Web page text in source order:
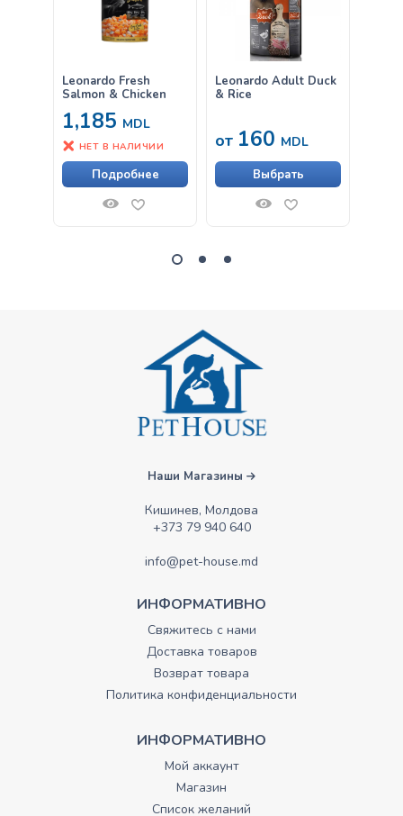
Leonardo Fresh
Salmon & Chicken
1,185 MDL
НЕТ В НАЛИЧИИ
Подробнее
Leonardo Adult Duck
& Rice
от 160 MDL
Выбрать
Наши Магазины
Кишинев, Молдова
+373 79 940 640
info@pet-house.md
ИНФОРМАТИВНО
Свяжитесь с нами
Доставка товаров
Возврат товара
Политика конфиденциальности
ИНФОРМАТИВНО
Мой аккаунт
Магазин
Список желаний